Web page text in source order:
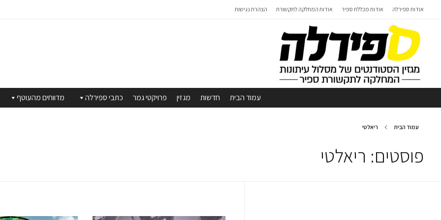
אודות ספירלה אודות מכללת ספיר אודות המחלקה לתקשורת הצהרת נגישות
עמוד הבית חדשות מגזין פרויקטי גמר כתבי ספירלה מדווחים מהעוטף
עמוד הבית ריאלטי
פוסטים: ריאלטי